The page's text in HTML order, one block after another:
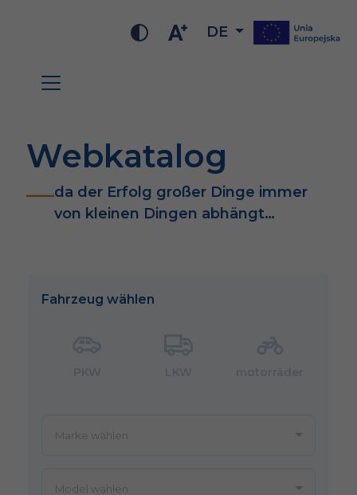
DE
Webkatalog
da der Erfolg großer Dinge immer
von kleinen Dingen abhängt…
Fahrzeug wählen